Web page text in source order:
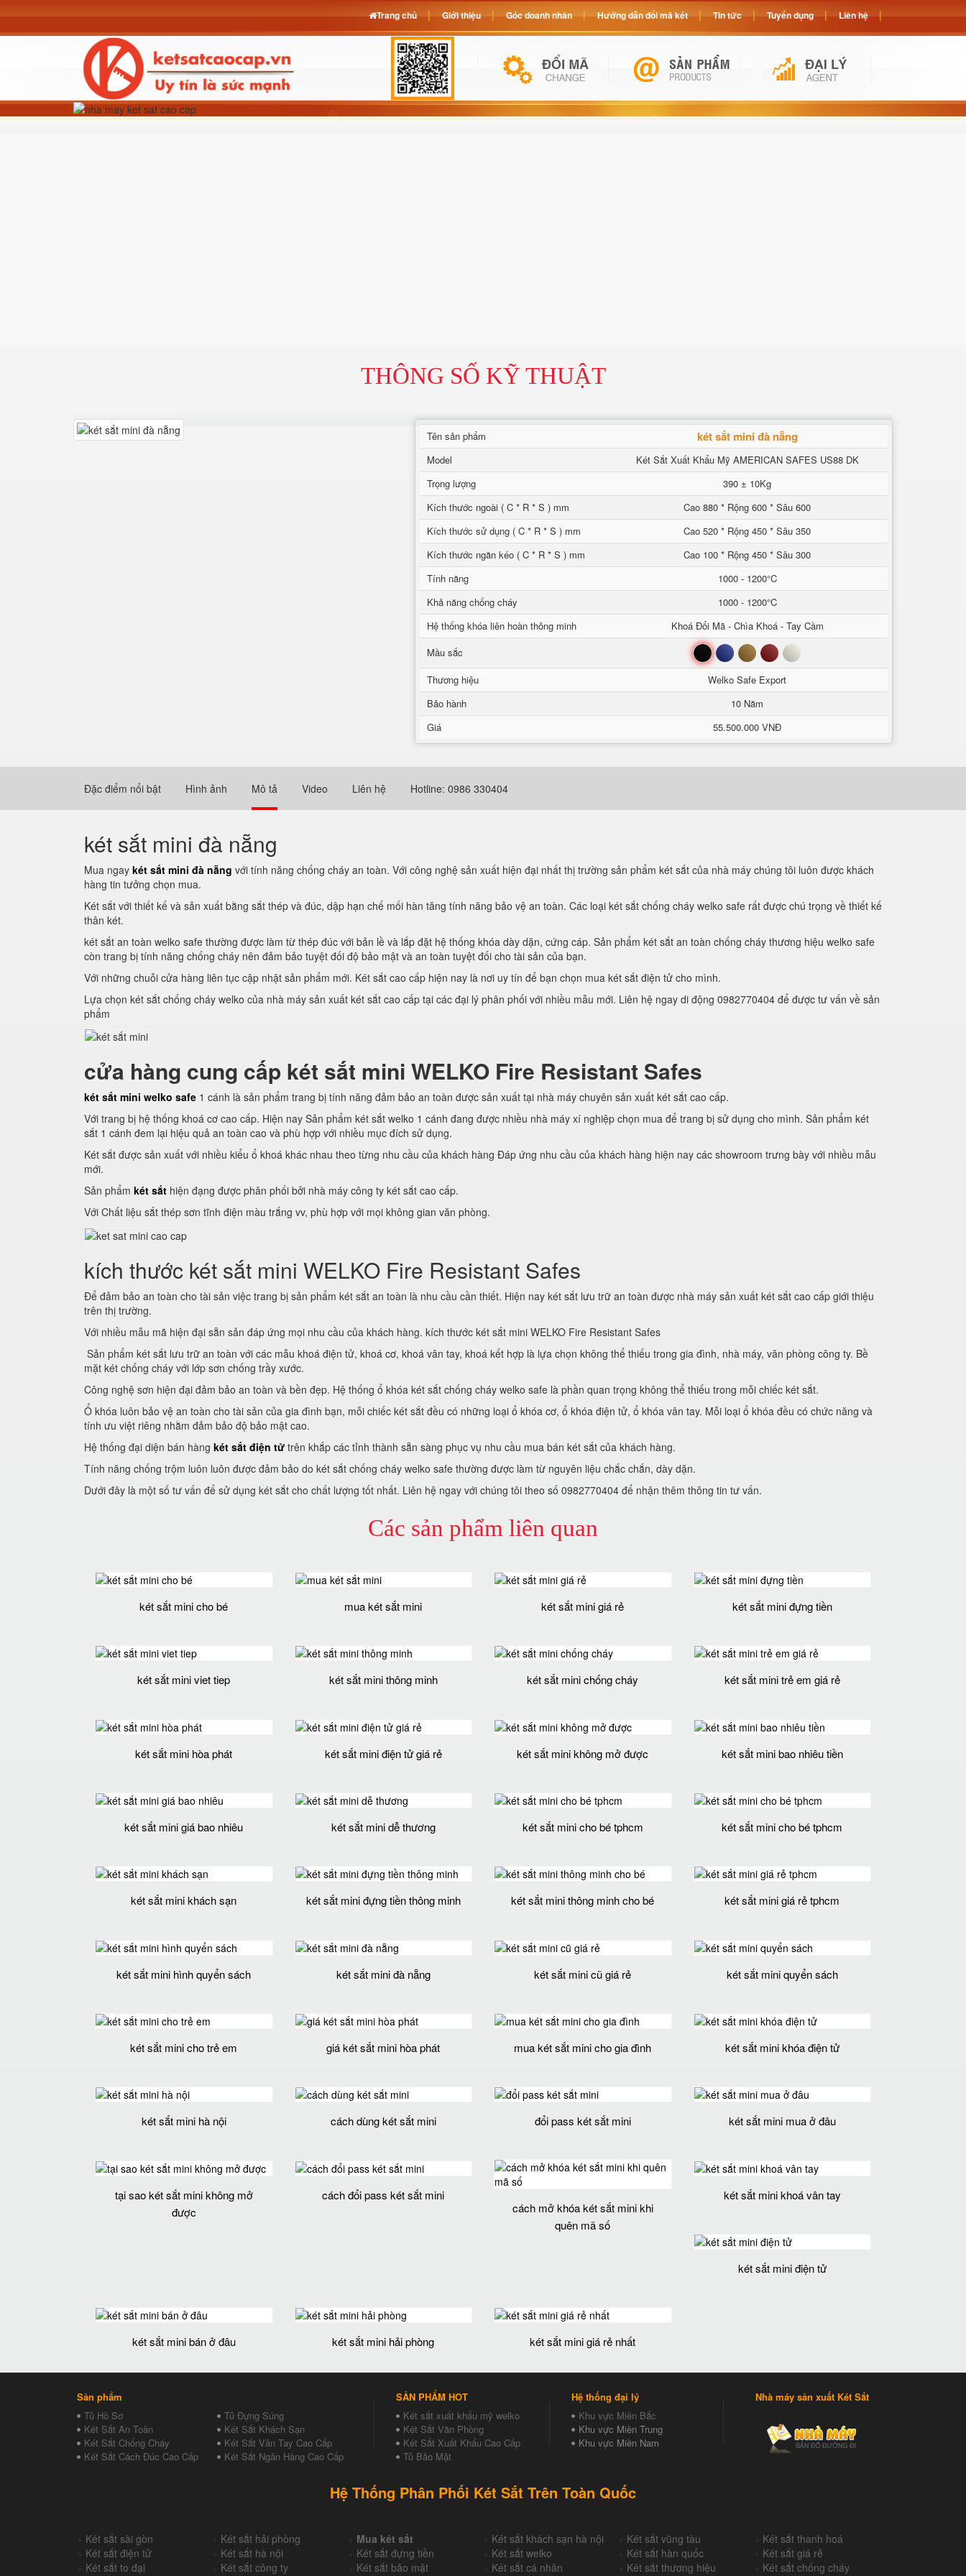
THÔNG SỐ KỸ THUẬT
Tên sản phẩm két sắt mini đà nẵng
Model
Két Sắt Xuất Khẩu Mỹ AMERICAN SAFES US88 DK
Trọng lượng
390 ± 10Kg
Kích thước ngoài ( C * R * S ) mm
Cao 880 * Rộng 600 * Sâu 600
Kích thước sử dụng ( C * R * S ) mm
Cao 520 * Rộng 450 * Sâu 350
Kích thước ngăn kéo ( C * R * S ) mm
Cao 100 * Rộng 450 * Sâu 300
Tính năng
1000 - 1200°C
Khả năng chống cháy
1000 - 1200°C
Hệ thống khóa liên hoàn thông minh
Khoá Đổi Mã - Chìa Khoá - Tay Cầm
Mầu sắc
Đen Xanh Nâu Đỏ Trắng
Thương hiệu
Welko Safe Export
Bảo hành
10 Năm
Giá
55.500.000 VNĐ
Đặc điểm nổi bật Hình ảnh Mô tả Video Liên hệ Hotline: 0986 330404
két sắt mini đà nẵng
Mua ngay két sắt mini đà nẵng với tính năng chống cháy an toàn. Với công nghệ sản xuất hiện đại nhất thị trường sản phẩm két sắt của nhà máy chúng tôi luôn được khách
hàng tin tưởng chọn mua.
Két sắt với thiết kế và sản xuất bằng sắt thép và đúc, dập hạn chế mối hàn tăng tính năng bảo vệ an toàn. Các loại két sắt chống cháy welko safe rất được chú trọng về thiết kế
thân két.
két sắt an toàn welko safe thường được làm từ thép đúc với bản lề và lắp đặt hệ thống khóa dày dặn, cứng cáp. Sản phẩm két sắt an toàn chống cháy thương hiệu welko safe
còn trang bị tính năng chống cháy nên đảm bảo tuyệt đối độ bảo mật và an toàn tuyệt đối cho tài sản của bạn.
Với những chuỗi cửa hàng liên tục cập nhật sản phẩm mới. Két sắt cao cấp hiện nay là nơi uy tín để bạn chọn mua két sắt điện tử cho mình.
Lựa chọn két sắt chống cháy welko của nhà máy sản xuất két sắt cao cấp tại các đại lý phân phối với nhiều mẫu mới. Liên hệ ngay di động 0982770404 để được tư vấn về sản
phẩm
cửa hàng cung cấp két sắt mini WELKO Fire Resistant Safes
két sắt mini welko safe 1 cánh là sản phẩm trang bị tính năng đảm bảo an toàn được sản xuất tại nhà máy chuyên sản xuất két sắt cao cấp.
Với trang bị hệ thống khoá cơ cao cấp. Hiện nay Sản phẩm két sắt welko 1 cánh đang được nhiều nhà máy xí nghiệp chọn mua để trang bị sử dụng cho mình. Sản phẩm két
sắt 1 cánh đem lại hiệu quả an toàn cao và phù hợp với nhiều mục đích sử dụng.
Két sắt được sản xuất với nhiều kiểu ổ khoá khác nhau theo từng nhu cầu của khách hàng Đáp ứng nhu cầu của khách hàng hiện nay các showroom trưng bày với nhiều mẫu
mới.
Sản phẩm két sắt hiện đạng được phân phối bởi nhà máy công ty két sắt cao cấp.
Với Chất liệu sắt thép sơn tĩnh điện màu trắng vv, phù hợp với mọi không gian văn phòng.
kích thước két sắt mini WELKO Fire Resistant Safes
Để đảm bảo an toàn cho tài sản việc trang bị sản phẩm két sắt an toàn là nhu cầu cần thiết. Hiện nay két sắt lưu trữ an toàn được nhà máy sản xuất két sắt cao cấp giới thiệu
trên thị trường.
Với nhiều mẫu mã hiện đại sẵn sản đáp ứng mọi nhu cầu của khách hàng. kích thước két sắt mini WELKO Fire Resistant Safes
Sản phẩm két sắt lưu trữ an toàn với các mẫu khoá điện tử, khoá cơ, khoá vân tay, khoá kết hợp là lựa chọn không thể thiếu trong gia đình, nhà máy, văn phòng công ty. Bề
mặt két chống cháy với lớp sơn chống trầy xước.
Công nghệ sơn hiện đại đảm bảo an toàn và bền đẹp. Hệ thống ổ khóa két sắt chống cháy welko safe là phần quan trọng không thể thiếu trong mỗi chiếc két sắt.
Ổ khóa luôn bảo vệ an toàn cho tài sản của gia đình bạn, mỗi chiếc két sắt đều có những loại ổ khóa cơ, ổ khóa điện tử, ổ khóa vân tay. Mỗi loại ổ khóa đều có chức năng và
tính ưu việt riêng nhằm đảm bảo độ bảo mật cao.
Hệ thống đại diện bán hàng két sắt điện tử trên khắp các tỉnh thành sẵn sàng phục vụ nhu cầu mua bán két sắt của khách hàng.
Tính năng chống trộm luôn luôn được đảm bảo do két sắt chống cháy welko safe thường được làm từ nguyên liệu chắc chắn, dày dặn.
Dưới đây là một số tư vấn để sử dụng két sắt cho chất lượng tốt nhất. Liên hệ ngay với chúng tôi theo số 0982770404 để nhận thêm thông tin tư vấn.
Các sản phẩm liên quan
két sắt mini cho bé mua két sắt mini két sắt mini giá rẻ két sắt mini đựng tiền
két sắt mini viet tiep két sắt mini thông minh két sắt mini chống cháy két sắt mini trẻ em giá rẻ
két sắt mini hòa phát két sắt mini điện tử giá rẻ két sắt mini không mở được két sắt mini bao nhiêu tiền
két sắt mini giá bao nhiêu két sắt mini dễ thương két sắt mini cho bé tphcm két sắt mini cho bé tphcm
két sắt mini khách sạn két sắt mini đựng tiền thông minh két sắt mini thông minh cho bé két sắt mini giá rẻ tphcm
két sắt mini hình quyển sách két sắt mini đà nẵng két sắt mini cũ giá rẻ két sắt mini quyển sách
két sắt mini cho trẻ em giá két sắt mini hòa phát mua két sắt mini cho gia đình két sắt mini khóa điện tử
két sắt mini hà nội cách dùng két sắt mini đổi pass két sắt mini két sắt mini mua ở đâu
tại sao két sắt mini không mở
được
cách đổi pass két sắt mini
cách mở khóa két sắt mini khi
quên mã số
két sắt mini khoá vân tay
két sắt mini điện tử
két sắt mini bán ở đâu két sắt mini hải phòng két sắt mini giá rẻ nhất
Sản phẩm
Tủ Hồ Sơ
Tủ Đựng Súng
Két Sắt An Toàn
Két Sắt Khách Sạn
Két Sắt Chống Cháy
Két Sắt Vân Tay Cao Cấp
Két Sắt Cách Đúc Cao Cấp
Két Sắt Ngân Hàng Cao Cấp
SẢN PHẨM HOT
Két sắt xuất khẩu mỹ welko
Két Sắt Văn Phòng
Két Sắt Xuất Khẩu Cao Cấp
Tủ Bảo Mật
Hệ thống đại lý
Khu vực Miền Bắc
Khu vực Miền Trung
Khu vực Miền Nam
Nhà máy sản xuất Két Sắt
Hệ Thống Phân Phối Két Sắt Trên Toàn Quốc
Két sắt sài gòn Két sắt hải phòng Mua két sắt Két sắt khách sạn hà nội Két sắt vũng tàu
Két sắt thanh hoá
Két sắt điện tử Két sắt hà nội Két sắt đựng tiền Két sắt welko Két sắt hàn quốc
Két sắt giá rẻ
Két sắt to đại Két sắt công ty Két sắt bảo mật Két sắt cá nhân Két sắt thương hiệu
Két sắt chống cháy
Trang chủ Giới thiệu Góc doanh nhân Hướng dẫn đổi mã két Tin tức Tuyển dụng Liên hệ